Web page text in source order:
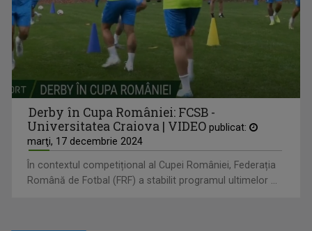
Derby în Cupa României: FCSB -
Universitatea Craiova | VIDEO publicat:
marţi, 17 decembrie 2024
În contextul competițional al Cupei României, Federația
Română de Fotbal (FRF) a stabilit programul ultimelor ...